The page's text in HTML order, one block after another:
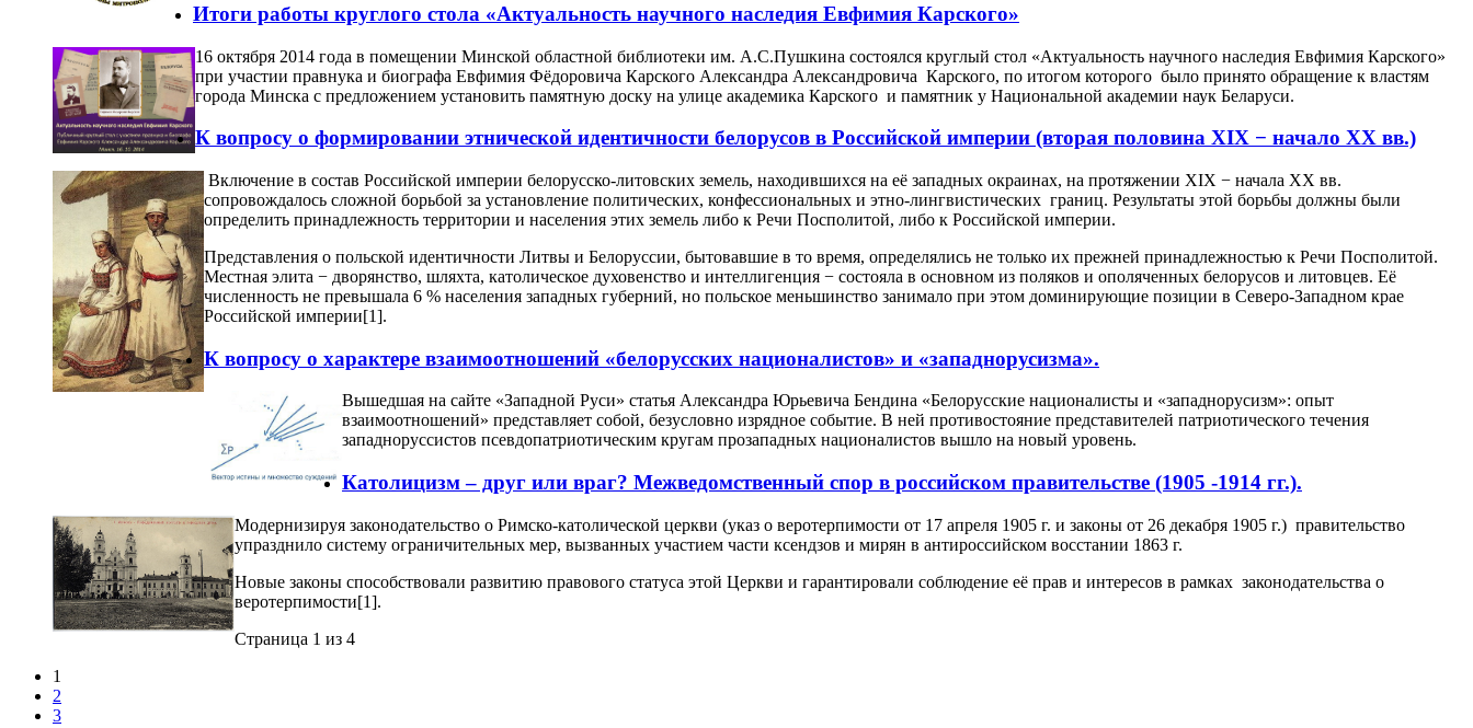
Итоги работы круглого стола «Актуальность научного наследия Евфимия Карского»
16 октября 2014 года в помещении Минской областной библиотеки им. А.С.Пушкина состоялся круглый стол «Актуальность научного наследия Евфимия Карского»
при участии правнука и биографа Евфимия Фёдоровича Карского Александра Александровича Карского, по итогом которого было принято обращение к властям
города Минска с предложением установить памятную доску на улице академика Карского и памятник у Национальной академии наук Беларуси.
К вопросу о формировании этнической идентичности белорусов в Российской империи (вторая половина XIX − начало XX вв.)
Включение в состав Российской империи белорусско-литовских земель, находившихся на её западных окраинах, на протяжении XIX − начала XX вв.
сопровождалось сложной борьбой за установление политических, конфессиональных и этно-лингвистических границ. Результаты этой борьбы должны были
определить принадлежность территории и населения этих земель либо к Речи Посполитой, либо к Российской империи.
Представления о польской идентичности Литвы и Белоруссии, бытовавшие в то время, определялись не только их прежней принадлежностью к Речи Посполитой.
Местная элита − дворянство, шляхта, католическое духовенство и интеллигенция − состояла в основном из поляков и ополяченных белорусов и литовцев. Её
численность не превышала 6 % населения западных губерний, но польское меньшинство занимало при этом доминирующие позиции в Северо-Западном крае
Российской империи[1].
К вопросу о характере взаимоотношений «белорусских националистов» и «западнорусизма».
Вышедшая на сайте «Западной Руси» статья Александра Юрьевича Бендина «Белорусские националисты и «западнорусизм»: опыт
взаимоотношений» представляет собой, безусловно изрядное событие. В ней противостояние представителей патриотического течения
западноруссистов псевдопатриотическим кругам прозападных националистов вышло на новый уровень.
Католицизм – друг или враг? Межведомственный спор в российском правительстве (1905 -1914 гг.).
Модернизируя законодательство о Римско-католической церкви (указ о веротерпимости от 17 апреля 1905 г. и законы от 26 декабря 1905 г.) правительство
упразднило систему ограничительных мер, вызванных участием части ксендзов и мирян в антироссийском восстании 1863 г.
Новые законы способствовали развитию правового статуса этой Церкви и гарантировали соблюдение её прав и интересов в рамках законодательства о
веротерпимости[1].
Страница 1 из 4
1
2
3